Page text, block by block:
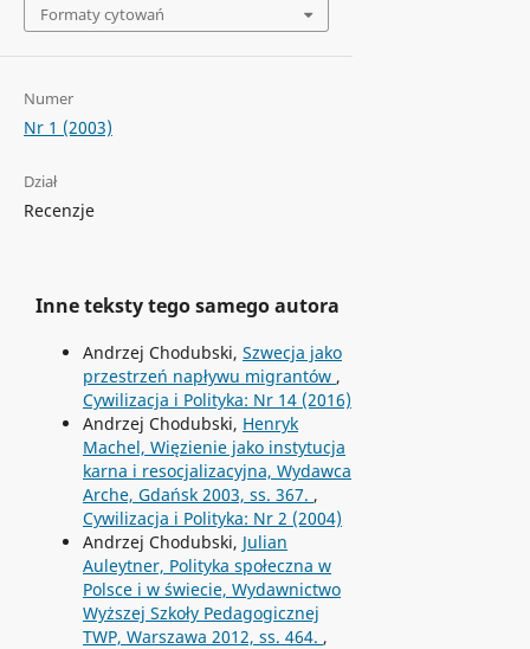
Formaty cytowań
Numer
Nr 1 (2003)
Dział
Recenzje
Inne teksty tego samego autora
Andrzej Chodubski, Szwecja jako
przestrzeń napływu migrantów ,
Cywilizacja i Polityka: Nr 14 (2016)
Andrzej Chodubski, Henryk
Machel, Więzienie jako instytucja
karna i resocjalizacyjna, Wydawca
Arche, Gdańsk 2003, ss. 367. ,
Cywilizacja i Polityka: Nr 2 (2004)
Andrzej Chodubski, Julian
Auleytner, Polityka społeczna w
Polsce i w świecie, Wydawnictwo
Wyższej Szkoły Pedagogicznej
TWP, Warszawa 2012, ss. 464. ,